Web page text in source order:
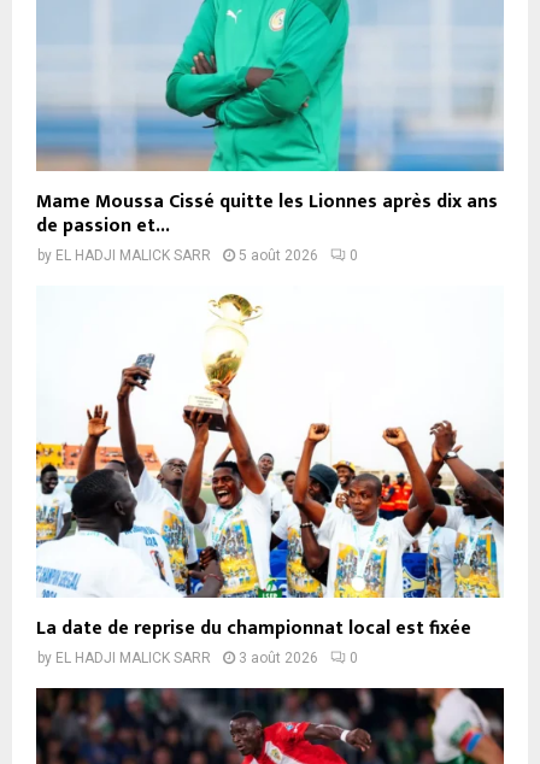
Mame Moussa Cissé quitte les Lionnes après dix ans
de passion et...
by EL HADJI MALICK SARR 5 août 2026 0
La date de reprise du championnat local est fixée
by EL HADJI MALICK SARR 3 août 2026 0